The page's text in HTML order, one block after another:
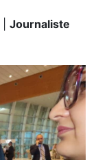
Journaliste